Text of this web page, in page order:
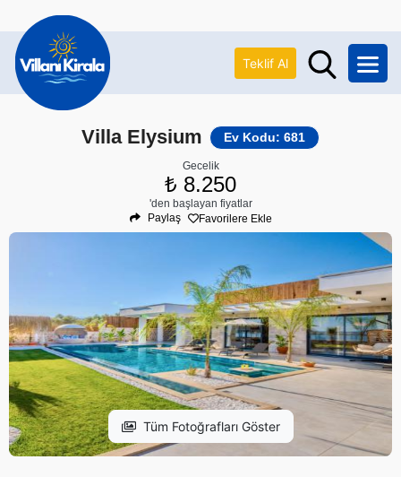
Teklif Al
Villa Elysium Ev Kodu: 681
Gecelik
₺ 8.250
'den başlayan fiyatlar
Paylaş
Favorilere Ekle
Tüm Fotoğrafları Göster